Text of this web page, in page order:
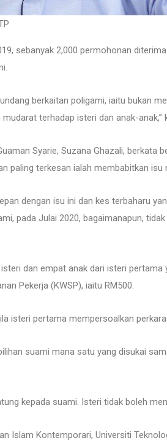
sebanyak 2,000 permohonan
berkaitan poligami, iaitu bukan
terhadap isteri dan anak-anak,”
Syarie, Suzana Ghazali, berkata
paling terkesan ialah membabitkan isu
dengan isu ini dan kes terbaharu
pada Julai 2020, bagaimanapun,
dan empat anak dari isteri pertama
Pekerja (KWSP), iaitu RM500.
isteri pertama mempersoalkan
suami mana satu yang disukai
kepada suami. Isteri tidak boleh
Islam Kontemporari, Universiti